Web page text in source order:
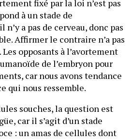
fixé par la loi n’est pas
à un stade de
a pas de cerveau, donc pas
Affirmer le contraire n’a pas
opposants à l’avortement
de l’embryon pour
car nous avons tendance
qui nous ressemble.
souches, la question est
car il s’agit d’un stade
: un amas de cellules dont